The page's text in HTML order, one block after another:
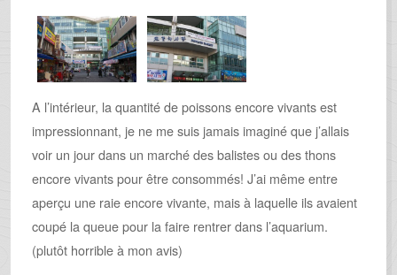
A l’intérieur, la quantité de poissons encore vivants est
impressionnant, je ne me suis jamais imaginé que j’allais
voir un jour dans un marché des balistes ou des thons
encore vivants pour être consommés! J’ai même entre
aperçu une raie encore vivante, mais à laquelle ils avaient
coupé la queue pour la faire rentrer dans l’aquarium.
(plutôt horrible à mon avis)